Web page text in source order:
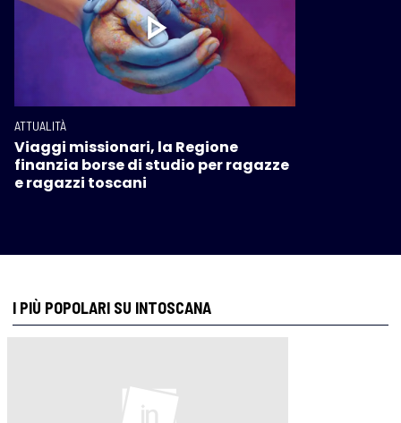
ATTUALITÀ
Viaggi missionari, la Regione
finanzia borse di studio per ragazze
e ragazzi toscani
I PIÙ POPOLARI SU INTOSCANA